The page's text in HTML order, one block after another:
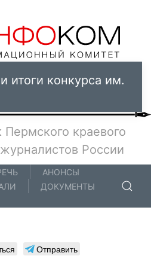
итоги конкурса им.
краевого
России
АНОНСЫ
ДОКУМЕНТЫ
Отправить